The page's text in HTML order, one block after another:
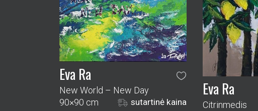
Eva Ra
Citrinmedis
Eva Ra
New World – New Day
90×90 cm
sutartinė kaina